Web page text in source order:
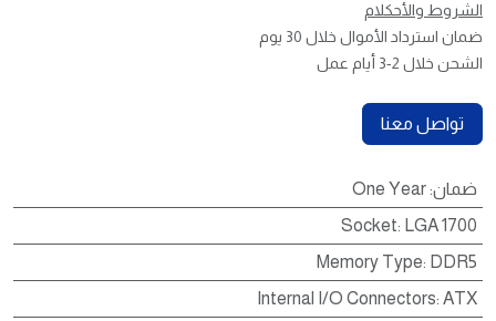
الشروط والأحكلام
ضمان استرداد الأموال خلال 30 يوم
الشحن خلال 2-3 أيام عمل
تواصل معنا
ضمان:
One Year
Socket: LGA 1700
Memory Type: DDR5
Internal I/O Connectors:ATX